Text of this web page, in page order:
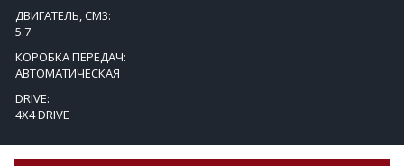
ДВИГАТЕЛЬ, СМ3:
5.7
КОРОБКА ПЕРЕДАЧ:
АВТОМАТИЧЕСКАЯ
DRIVE:
4X4 DRIVE